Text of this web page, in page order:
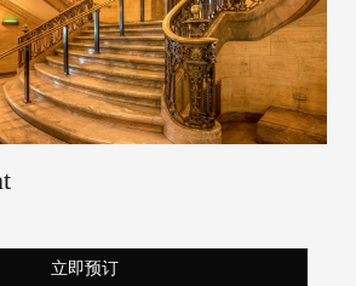
立即预订